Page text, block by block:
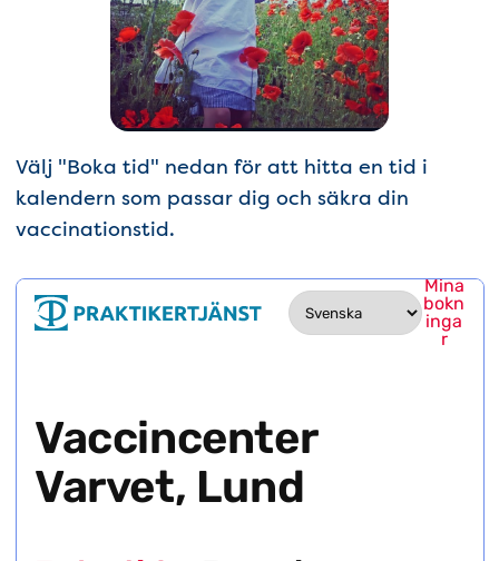
Välj "Boka tid" nedan för att hitta en tid i
kalendern som passar dig och säkra din
vaccinationstid.